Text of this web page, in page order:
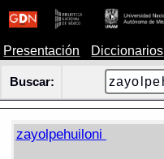
Presentación Diccionarios
Buscar:
zayolpehuiloni